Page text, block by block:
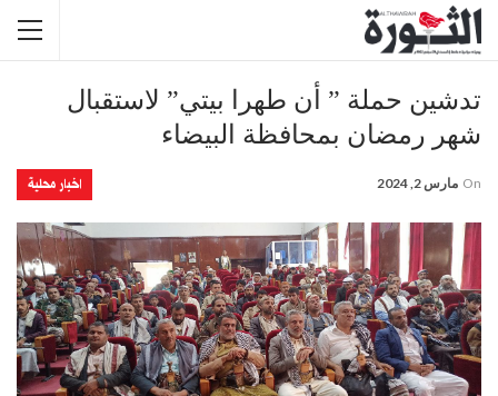
تدشين حملة ” أن طهرا بيتي” لاستقبال
شهر رمضان بمحافظة البيضاء
اخبار محلية On مارس 2, 2024